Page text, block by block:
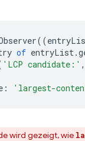
((
of entryList.
'LCP candidate:' ,
: 'largest-
wird gezeigt, wie